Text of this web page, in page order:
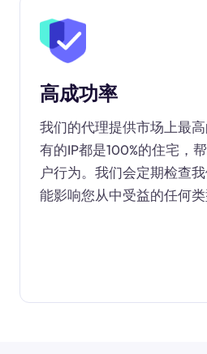
高成功率
我们的代理提供市场上最
有的IP都是100%的住宅，
户行为。我们会定期检查
能影响您从中受益的任何类